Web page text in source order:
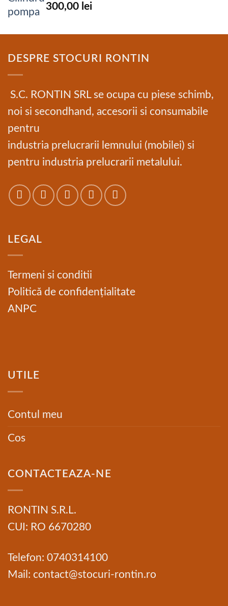
300,00 lei
DESPRE STOCURI RONTIN
S.C. RONTIN SRL se ocupa cu piese schimb,
noi si secondhand, accesorii si consumabile
pentru
industria prelucrarii lemnului (mobilei) si
pentru industria prelucrarii metalului.
LEGAL
Termeni si conditii
Politică de confidențialitate
ANPC
UTILE
Contul meu
Cos
CONTACTEAZA-NE
RONTIN S.R.L.
CUI: RO 6670280
Telefon: 0740314100
Mail: contact@stocuri-rontin.ro